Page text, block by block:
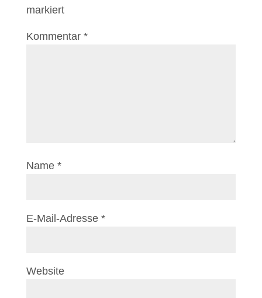
markiert
Kommentar *
Name *
E-Mail-Adresse *
Website